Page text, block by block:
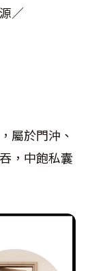
／
屬於門沖、
，中飽私囊